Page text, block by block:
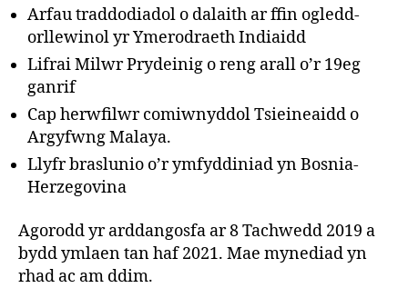
Arfau traddodiadol o dalaith ar ffin ogledd-
orllewinol yr Ymerodraeth Indiaidd
Lifrai Milwr Prydeinig o reng arall o’r 19eg
ganrif
Cap herwfilwr comiwnyddol Tsieineaidd o
Argyfwng Malaya.
Llyfr braslunio o’r ymfyddiniad yn Bosnia-
Herzegovina
Agorodd yr arddangosfa ar 8 Tachwedd 2019 a
bydd ymlaen tan haf 2021. Mae mynediad yn
rhad ac am ddim.